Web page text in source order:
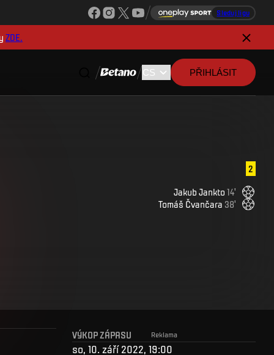
Sleduj ligu
ZDE.
PŘIHLÁSIT
2
Jakub Jankto 14'
Tomáš Čvančara 38'
Reklama
VÝKOP ZÁPASU
so, 10. září 2022, 19:00